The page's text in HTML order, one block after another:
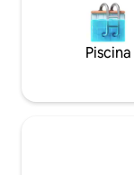
Piscina